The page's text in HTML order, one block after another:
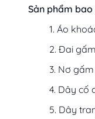
Sản phẩm bao
Áo
Đai
Nơ gấm
Dây cố
Dây